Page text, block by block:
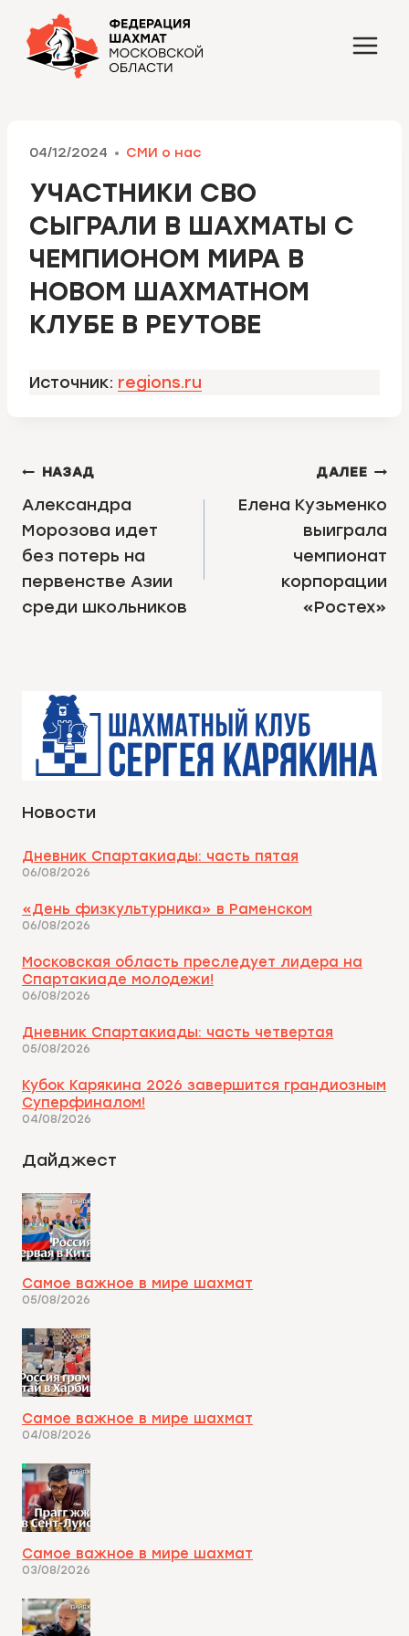
Перейти
содержимому
04/12/2024 СМИ о нас
УЧАСТНИКИ СВО
СЫГРАЛИ В ШАХМАТЫ С
ЧЕМПИОНОМ МИРА В
НОВОМ ШАХМАТНОМ
КЛУБЕ В РЕУТОВЕ
Источник: regions.ru
НАВИГАЦИЯ
ПО
ЗАПИСЯМ
НАЗАД
Александра
Морозова идет
без потерь на
первенстве Азии
среди школьников
ДАЛЕЕ
Елена Кузьменко
выиграла
чемпионат
корпорации
«Ростех»
Новости
Дневник Спартакиады: часть пятая
06/08/2026
«День физкультурника» в Раменском
06/08/2026
Московская область преследует лидера на
Спартакиаде молодежи!
06/08/2026
Дневник Спартакиады: часть четвертая
05/08/2026
Кубок Карякина 2026 завершится грандиозным
Суперфиналом!
04/08/2026
Дайджест
Самое важное в мире шахмат
05/08/2026
Самое важное в мире шахмат
04/08/2026
Самое важное в мире шахмат
03/08/2026